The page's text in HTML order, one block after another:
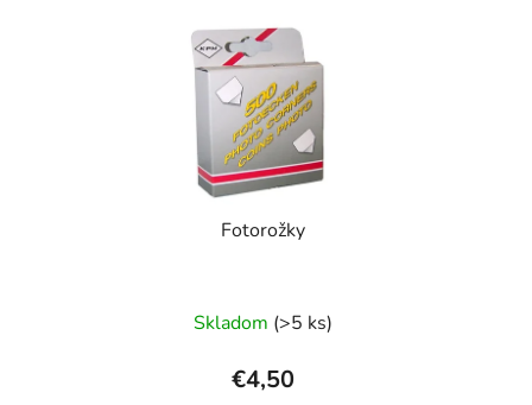
Fotorožky
Skladom (>5 ks)
€4,50